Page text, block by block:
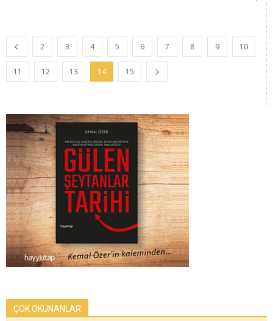
2 3 4 5 6 7 8 9 10
11 12 13 14 15
ÇOK OKUNANLAR